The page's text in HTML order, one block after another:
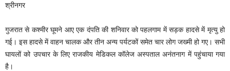
श्रीनगर
गुजरात से कश्मीर घूमने आए एक दंपति की शनिवार को पहलगाम में सड़क हादसे में मृत्यु हो
गई। इस हादसे में वाहन चालक और तीन अन्य पर्यटकों समेत चार लोग जख्मी हो गए। सभी
घायलों को उपचार के लिए राजकीय मेडिकल कॉलेज अस्पताल अनंतनाग में पहुंचाया गया
है।